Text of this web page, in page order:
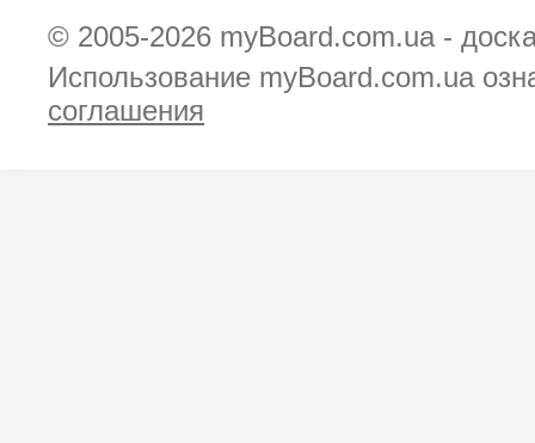
© 2005-2026 myBoard.com.ua -
Использование myBoard.com.ua
соглашения